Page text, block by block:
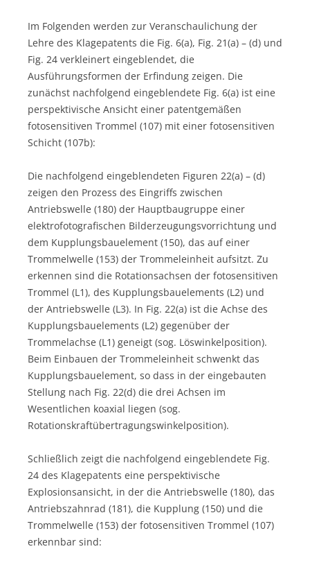
Im Folgenden werden zur Veranschaulichung der
Lehre des Klagepatents die Fig. 6(a), Fig. 21(a) – (d) und
Fig. 24 verkleinert eingeblendet, die
Ausführungsformen der Erfindung zeigen. Die
zunächst nachfolgend eingeblendete Fig. 6(a) ist eine
perspektivische Ansicht einer patentgemäßen
fotosensitiven Trommel (107) mit einer fotosensitiven
Schicht (107b):
Die nachfolgend eingeblendeten Figuren 22(a) – (d)
zeigen den Prozess des Eingriffs zwischen
Antriebswelle (180) der Hauptbaugruppe einer
elektrofotografischen Bilderzeugungsvorrichtung und
dem Kupplungsbauelement (150), das auf einer
Trommelwelle (153) der Trommeleinheit aufsitzt. Zu
erkennen sind die Rotationsachsen der fotosensitiven
Trommel (L1), des Kupplungsbauelements (L2) und
der Antriebswelle (L3). In Fig. 22(a) ist die Achse des
Kupplungsbauelements (L2) gegenüber der
Trommelachse (L1) geneigt (sog. Löswinkelposition).
Beim Einbauen der Trommeleinheit schwenkt das
Kupplungsbauelement, so dass in der eingebauten
Stellung nach Fig. 22(d) die drei Achsen im
Wesentlichen koaxial liegen (sog.
Rotationskraftübertragungswinkelposition).
Schließlich zeigt die nachfolgend eingeblendete Fig.
24 des Klagepatents eine perspektivische
Explosionsansicht, in der die Antriebswelle (180), das
Antriebszahnrad (181), die Kupplung (150) und die
Trommelwelle (153) der fotosensitiven Trommel (107)
erkennbar sind: